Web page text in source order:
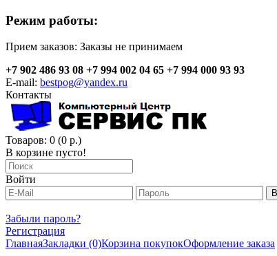
Режим работы:
Прием заказов: Заказы не принимаем
+7 902 486 93 08 +7 994 002 04 65 +7 994 000 93 93
E-mail: bestpog@yandex.ru
Контакты
Товаров: 0 (0 р.)
В корзине пусто!
Войти
Забыли пароль?
Регистрация
ГлавнаяЗакладки (0)Корзина покупокОформление заказа